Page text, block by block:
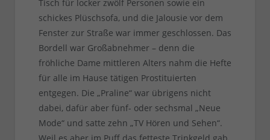
Tisch für locker zwölf Personen sowie ein
schickes Plüschsofa, und die Jalousie vor dem
Fenster zur Straße war immer geschlossen. Das
Bordell war Großabnehmer – denn die
fröhliche Dame mittleren Alters nahm die Hefte
für alle im Hause tätigen Prostituierten
entgegen. Die „Praline“ war übrigens nicht
dabei, dafür aber fünf- oder sechsmal „Neue
Mode“ und satte zehn „TV Hören und Sehen“.